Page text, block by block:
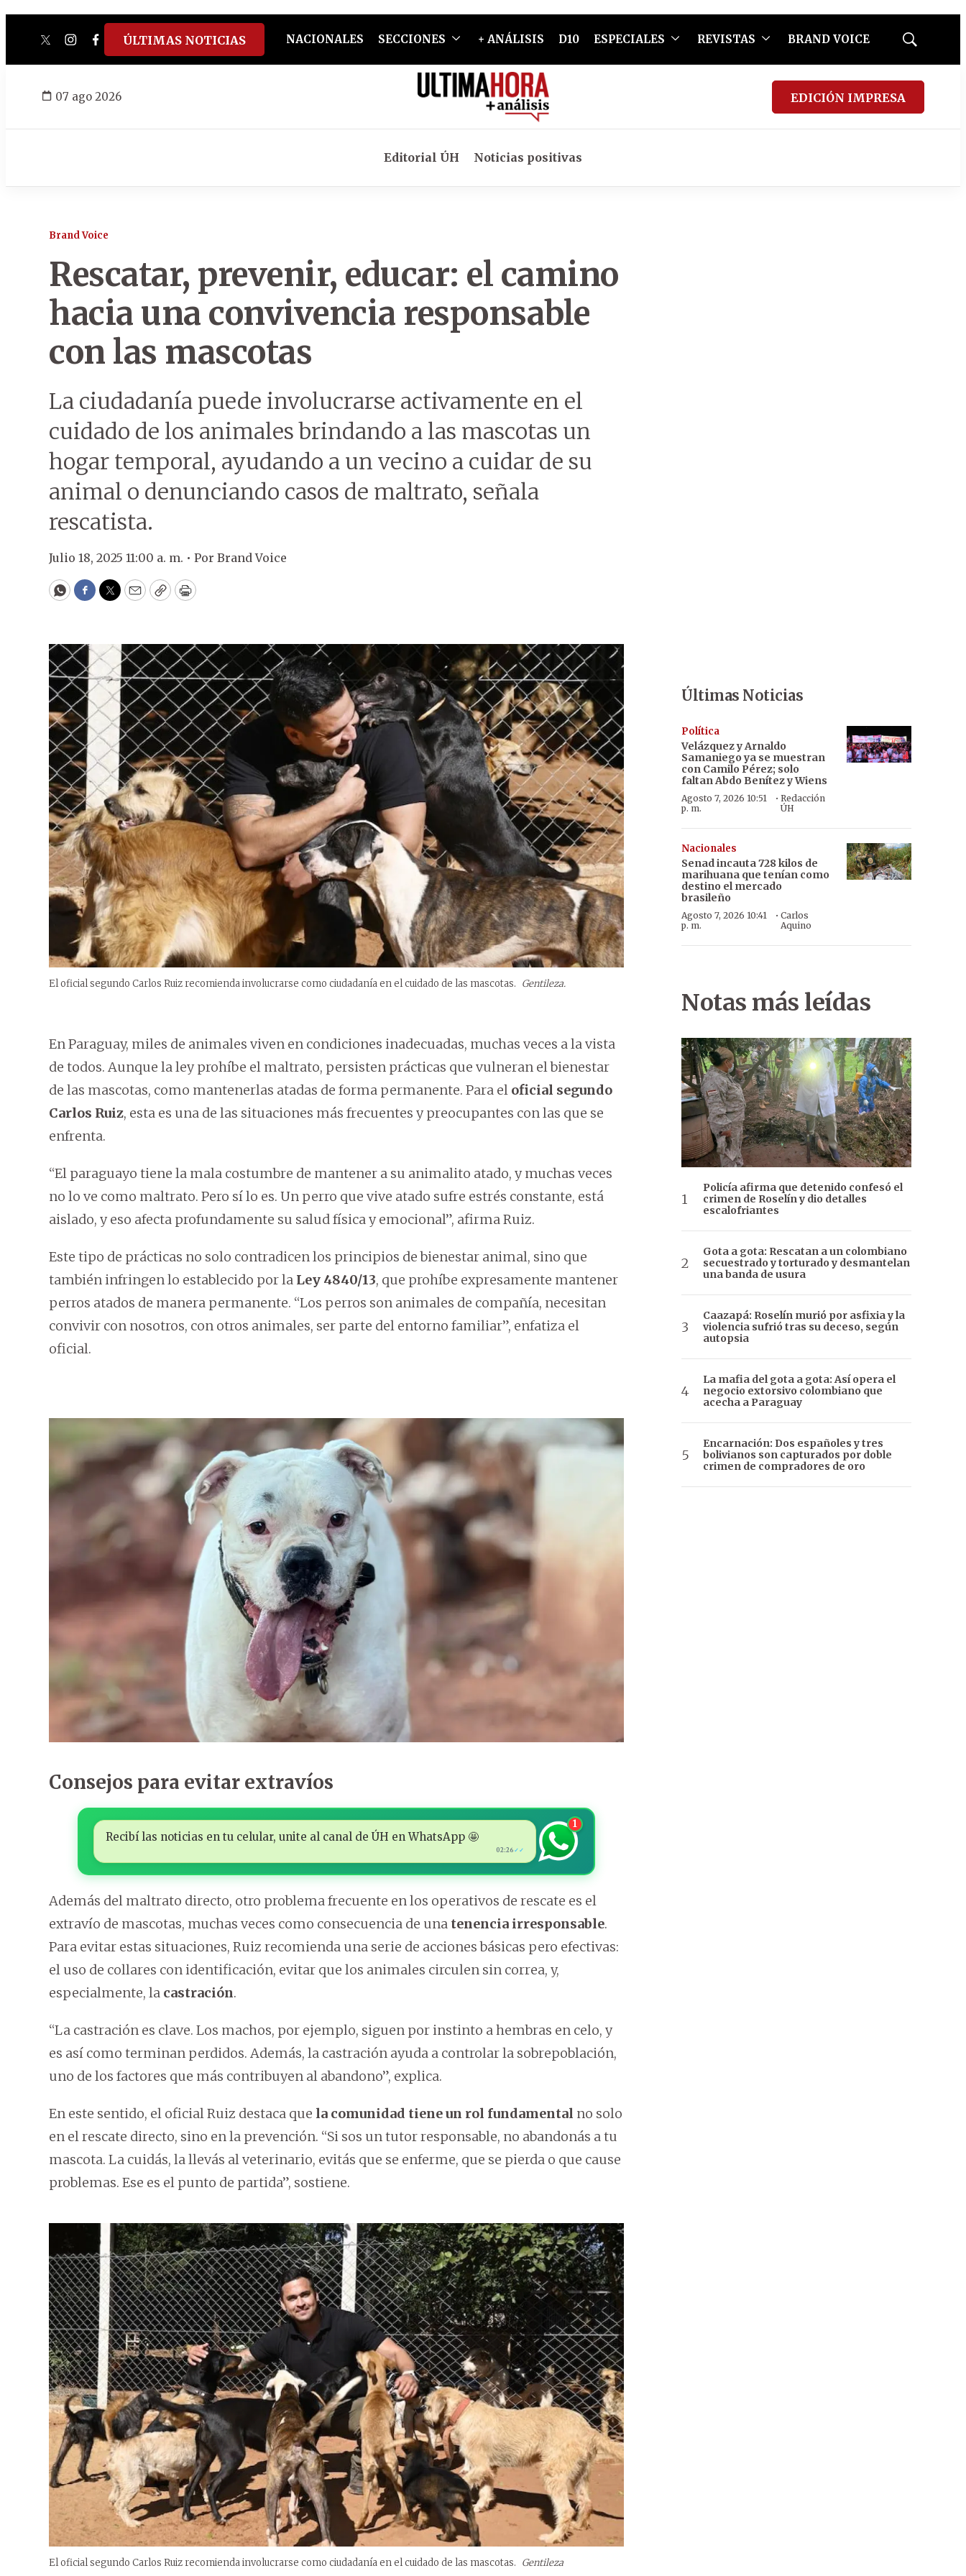
twitterinstagram
facebook
tiktokyoutube
spotify
ÚLTIMAS NOTICIAS NACIONALES SECCIONES + ANÁLISIS D10 ESPECIALES REVISTAS BRAND VOICE
Mostrar
07 ago 2026 EDICIÓN IMPRESA
Editorial ÚH Noticias positivas
Brand Voice
Rescatar, prevenir, educar: el camino
hacia una convivencia responsable
con las mascotas
La ciudadanía puede involucrarse activamente en el
cuidado de los animales brindando a las mascotas un
hogar temporal, ayudando a un vecino a cuidar de su
animal o denunciando casos de maltrato, señala
rescatista.
Julio 18, 2025 11:00 a. m. • Por Brand Voice
WhatsApp
Facebook
Twitter
EmailCopyPrint
El oficial segundo Carlos Ruiz recomienda involucrarse como ciudadanía en el cuidado de las mascotas. Gentileza.
En Paraguay, miles de animales viven en condiciones inadecuadas, muchas veces a la vista
de todos. Aunque la ley prohíbe el maltrato, persisten prácticas que vulneran el bienestar
de las mascotas, como mantenerlas atadas de forma permanente. Para el oficial segundo
Carlos Ruiz, esta es una de las situaciones más frecuentes y preocupantes con las que se
enfrenta.
“El paraguayo tiene la mala costumbre de mantener a su animalito atado, y muchas veces
no lo ve como maltrato. Pero sí lo es. Un perro que vive atado sufre estrés constante, está
aislado, y eso afecta profundamente su salud física y emocional”, afirma Ruiz.
Este tipo de prácticas no solo contradicen los principios de bienestar animal, sino que
también infringen lo establecido por la Ley 4840/13, que prohíbe expresamente mantener
perros atados de manera permanente. “Los perros son animales de compañía, necesitan
convivir con nosotros, con otros animales, ser parte del entorno familiar”, enfatiza el
oficial.
Consejos para evitar extravíos
Recibí las noticias en tu celular, unite al canal de ÚH en WhatsApp 🤩
02:26 ✓✓
1
Además del maltrato directo, otro problema frecuente en los operativos de rescate es el
extravío de mascotas, muchas veces como consecuencia de una tenencia irresponsable.
Para evitar estas situaciones, Ruiz recomienda una serie de acciones básicas pero efectivas:
el uso de collares con identificación, evitar que los animales circulen sin correa, y,
especialmente, la castración.
“La castración es clave. Los machos, por ejemplo, siguen por instinto a hembras en celo, y
es así como terminan perdidos. Además, la castración ayuda a controlar la sobrepoblación,
uno de los factores que más contribuyen al abandono”, explica.
En este sentido, el oficial Ruiz destaca que la comunidad tiene un rol fundamental no solo
en el rescate directo, sino en la prevención. “Si sos un tutor responsable, no abandonás a tu
mascota. La cuidás, la llevás al veterinario, evitás que se enferme, que se pierda o que cause
problemas. Ese es el punto de partida”, sostiene.
El oficial segundo Carlos Ruiz recomienda involucrarse como ciudadanía en el cuidado de las mascotas. Gentileza
Últimas Noticias
Política
Velázquez y Arnaldo
Samaniego ya se muestran
con Camilo Pérez; solo
faltan Abdo Benítez y Wiens
Agosto 7, 2026 10:51
p. m.
·Redacción
ÚH
Nacionales
Senad incauta 728 kilos de
marihuana que tenían como
destino el mercado
brasileño
Agosto 7, 2026 10:41
p. m.
· Carlos
Aquino
Notas más leídas
Policía afirma que detenido confesó el
crimen de Roselín y dio detalles
escalofriantes
Gota a gota: Rescatan a un colombiano
secuestrado y torturado y desmantelan
una banda de usura
Caazapá: Roselín murió por asfixia y la
violencia sufrió tras su deceso, según
autopsia
La mafia del gota a gota: Así opera el
negocio extorsivo colombiano que
acecha a Paraguay
Encarnación: Dos españoles y tres
bolivianos son capturados por doble
crimen de compradores de oro